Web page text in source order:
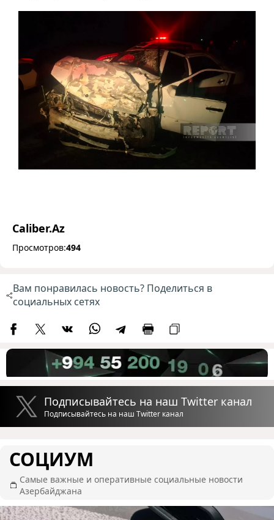
Caliber.Az
Просмотров:494
Вам понравилась новость? Поделиться в
социальных сетях
Подписывайтесь на наш Twitter канал
Подписывайтесь на наш Twitter канал
СОЦИУМ
Самые важные и оперативные социальные новости
Азербайджана